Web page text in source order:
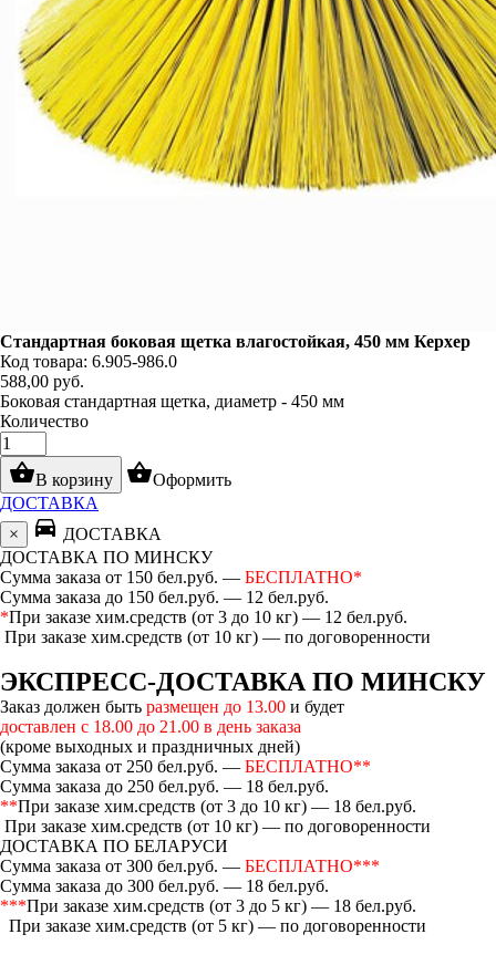
Стандартная боковая щетка влагостойкая, 450 мм Керхер
Код товара: 6.905-986.0
588,00 руб.
Боковая стандартная щетка, диаметр - 450 мм
Количество
shopping_basketВ корзину shopping_basketОформить
ДОСТАВКА
×
directions_car ДОСТАВКА
ДОСТАВКА ПО МИНСКУ
Сумма заказа от 150 бел.руб. — БЕСПЛАТНО*
Сумма заказа до 150 бел.руб. — 12 бел.руб.
*При заказе хим.средств (от 3 до 10 кг) — 12 бел.руб.
При заказе хим.средств (от 10 кг) — по договоренности
ЭКСПРЕСС-ДОСТАВКА ПО МИНСКУ
Заказ должен быть размещен до 13.00 и будет
доставлен с 18.00 до 21.00 в день заказа
(кроме выходных и праздничных дней)
Сумма заказа от 250 бел.руб. — БЕСПЛАТНО**
Сумма заказа до 250 бел.руб. — 18 бел.руб.
**При заказе хим.средств (от 3 до 10 кг) — 18 бел.руб.
При заказе хим.средств (от 10 кг) — по договоренности
ДОСТАВКА ПО БЕЛАРУСИ
Сумма заказа от 300 бел.руб. — БЕСПЛАТНО***
Сумма заказа до 300 бел.руб. — 18 бел.руб.
***При заказе хим.средств (от 3 до 5 кг) — 18 бел.руб.
При заказе хим.средств (от 5 кг) — по договоренности